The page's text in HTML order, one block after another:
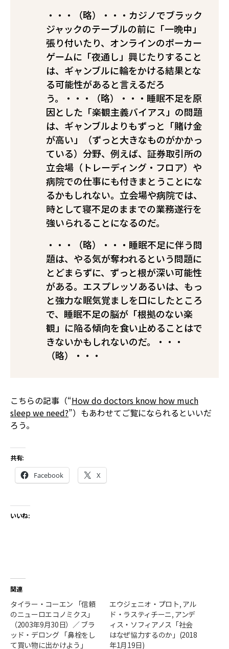
・・・（略）・・・カジノでブラック
ジャックのテーブルの前に「一晩中」
張り付いたり、オンラインのポーカー
ゲームに「夜通し」興じたりすること
は、ギャンブルに輪をかける結果とな
る可能性があると言えるだろ
う。・・・（略）・・・睡眠不足を原
因とした「楽観主義バイアス」の問題
は、ギャンブルよりもずっと「賭け金
が高い」（ずっと大きなものがかかっ
ている）分野、例えば、証券取引所の
立会場（トレーディング・フロア）や
病院での仕事にも付きまとうことにな
るかもしれない。立会場や病院では、
時として寝不足のままでの業務遂行を
強いられることになるのだ。
・・・（略）・・・睡眠不足に伴う問
題は、やる気が奪われるという問題に
とどまらずに、ずっと根が深い可能性
がある。エスプレッソ――あるいは、もっ
と強力な眠気覚まし――を口にしたところ
で、睡眠不足の脳が「根拠のない楽
観」に陥る傾向を食い止めることはで
きないかもしれないのだ。・・・
（略）・・・
こちらの記事（“How do doctors know how much
sleep we need?”）もあわせてご覧になられるといいだ
ろう。
共有:
Facebook X
いいね:
関連
タイラー・コーエン 「信頼
のニューロエコノミクス」
（2003年9月30日）／ ブラ
ッド・デロング 「鼻栓をし
て買い物に出かけよう」
エウジェニオ・プロト, アル
ド・ラスティチーニ, アンデ
ィス・ソフィアノス「社会
はなぜ協力するのか」(2018
年1月19日)